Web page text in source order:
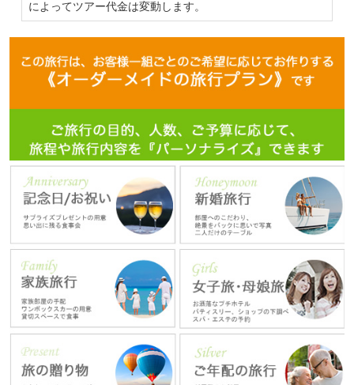
によってツアー代金は変動します。